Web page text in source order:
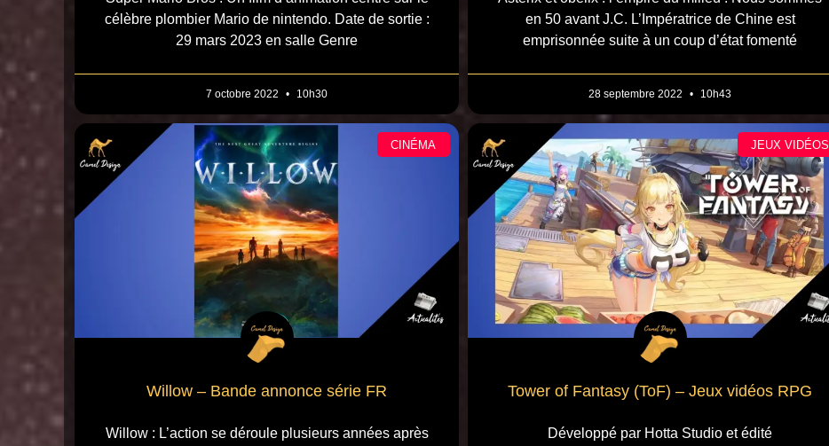
célèbre plombier Mario de nintendo. Date de sortie :
29 mars 2023 en salle Genre
7 octobre 2022 10h30
en 50 avant J.C. L’Impératrice de Chine est
emprisonnée suite à un coup d’état fomenté
28 septembre 2022 10h43
CINÉMA
Willow – Bande annonce série FR
Willow : L’action se déroule plusieurs années après
JEUX VIDÉOS
Tower of Fantasy (ToF) – Jeux vidéos RPG
Développé par Hotta Studio et édité